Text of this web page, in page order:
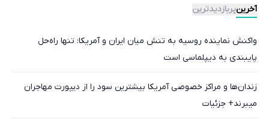
آخرینپربازدیدترین
واکنش نماینده روسیه به تنش میان ایران و آمریکا: تنها راه‌حل
پایبندی به دیپلماسی است
زندان‌ها و مراکز خصوصی آمریکا بیشترین سود را از دیپورت مهاجران
میبرند+ جزئیات